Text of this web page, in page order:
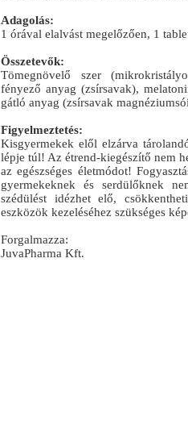
Adagolás:
1 órával elalvást megelőzően, 1
Összetevők:
Tömegnövelő szer
fényező anyag (zsírsavak),
gátló anyag (zsírsavak
Figyelmeztetés:
Kisgyermekek elől elzárva
lépje túl! Az étrend-kiegészítő nem
az egészséges életmódot!
gyermekeknek és serdülőknek
szédülést idézhet elő,
eszközök kezeléséhez szükséges
Forgalmazza:
JuvaPharma Kft.